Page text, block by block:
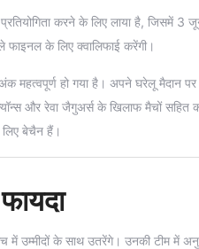
करने के लिए लाया है, जिसमें
के लिए क्वालिफाई करेंगी।
महत्वपूर्ण हो गया है। अपने घरेलू मैदान
और रेवा जैगुअर्स के खिलाफ मैचों
बेचैन हैं।
उम्मीदों के साथ उतरेंगे। उनकी टीम में